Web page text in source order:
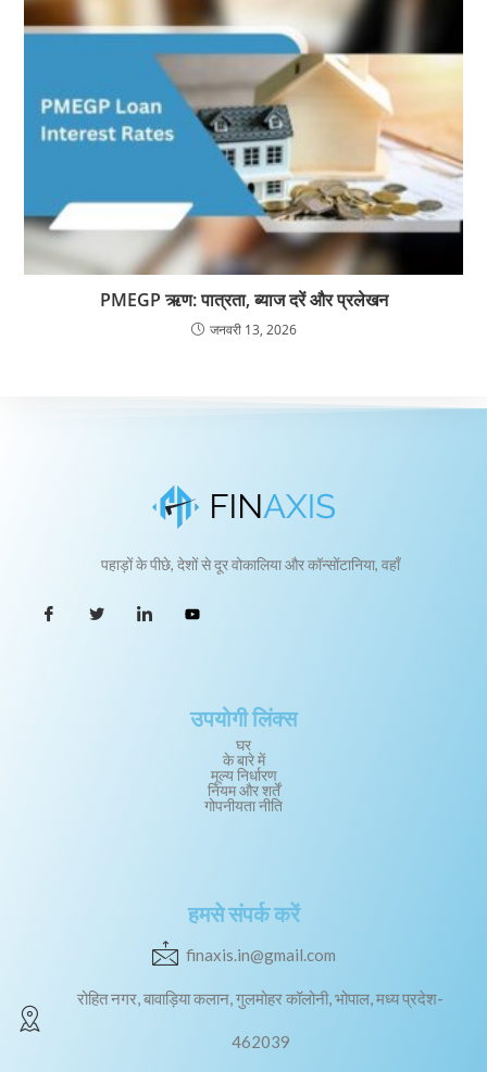
PMEGP ऋण: पात्रता, ब्याज दरें और प्रलेखन
जनवरी 13, 2026
पहाड़ों के पीछे, देशों से दूर वोकालिया और कॉन्सोंटानिया, वहाँ
उपयोगी लिंक्स
घर
के बारे में
मूल्य निर्धारण
नियम और शर्तें
गोपनीयता नीति
हमसे संपर्क करें
finaxis.in@gmail.com
रोहित नगर, बावाड़िया कलान, गुलमोहर कॉलोनी, भोपाल, मध्य प्रदेश-
462039